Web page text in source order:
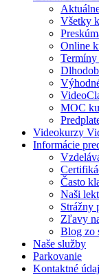
Všetky
Online
MOC
Videokurzy
Informácie
Často
Naši
Strážny
Zľavy
Blog zo
Naše služby
Parkovanie
Kontaktné